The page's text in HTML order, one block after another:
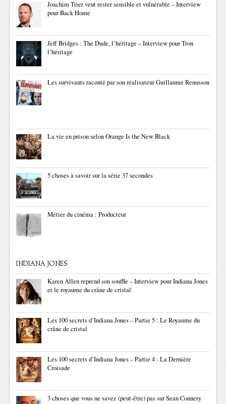
Joachim Trier veut rester sensible et vulnérable – Interview
pour Back Home
Jeff Bridges : The Dude, l’héritage – Interview pour Tron
l’héritage
Les survivants raconté par son réalisateur Guillaume Renusson
La vie en prison selon Orange Is the New Black
5 choses à savoir sur la série 37 secondes
Métier du cinéma : Producteur
INDIANA JONES
Karen Allen reprend son souffle – Interview pour Indiana Jones
et le royaume du crâne de cristal
Les 100 secrets d’Indiana Jones – Partie 5 : Le Royaume du
crâne de cristal
Les 100 secrets d’Indiana Jones – Partie 4 : La Dernière
Croisade
3 choses que vous ne savez (peut-être) pas sur Sean Connery